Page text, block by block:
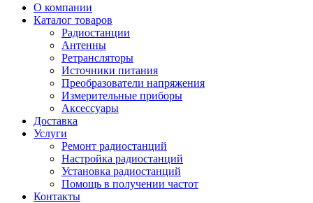
О компании
Каталог товаров
Радиостанции
Антенны
Ретрансляторы
Источники питания
Преобразователи напряжения
Измерительные приборы
Аксессуары
Доставка
Услуги
Ремонт радиостанций
Настройка радиостанций
Установка радиостанций
Помощь в получении частот
Контакты